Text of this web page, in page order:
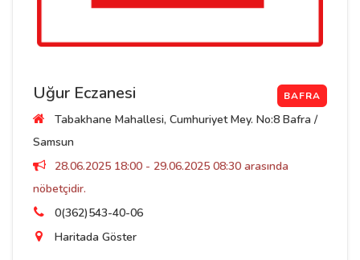
Uğur Eczanesi BAFRA
Tabakhane Mahallesi, Cumhuriyet Mey. No:8 Bafra /
Samsun
28.06.2025 18:00 - 29.06.2025 08:30 arasında
nöbetçidir.
0(362)543-40-06
Haritada Göster